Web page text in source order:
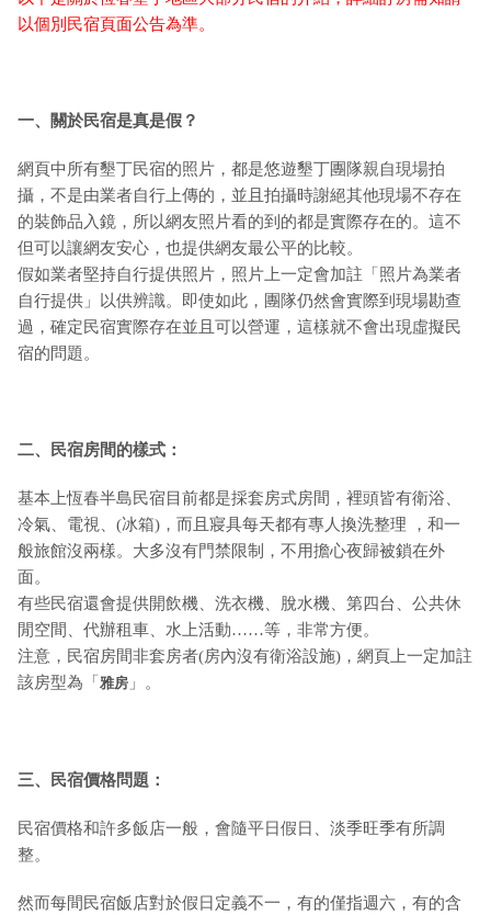
以個別民宿頁面公告為準。
一、關於民宿是真是假？
網頁中所有墾丁民宿的照片，都是悠遊墾丁團隊親自現場拍
攝，不是由業者自行上傳的，並且拍攝時謝絕其他現場不存在
的裝飾品入鏡，所以網友照片看的到的都是實際存在的。這不
但可以讓網友安心，也提供網友最公平的比較。
假如業者堅持自行提供照片，照片上一定會加註「照片為業者
自行提供」以供辨識。即使如此，團隊仍然會實際到現場勘查
過，確定民宿實際存在並且可以營運，這樣就不會出現虛擬民
宿的問題。
二、民宿房間的樣式：
基本上恆春半島民宿目前都是採套房式房間，裡頭皆有衛浴、
冷氣、電視、(冰箱)，而且寢具每天都有專人換洗整理 ，和一
般旅館沒兩樣。大多沒有門禁限制，不用擔心夜歸被鎖在外
面。
有些民宿還會提供開飲機、洗衣機、脫水機、第四台、公共休
閒空間、代辦租車、水上活動……等，非常方便。
注意，民宿房間非套房者(房內沒有衛浴設施)，網頁上一定加註
該房型為「 雅房 」。
三、民宿價格問題：
民宿價格和許多飯店一般，會隨平日假日、淡季旺季有所調
整。
然而每間民宿飯店對於假日定義不一，有的僅指週六，有的含